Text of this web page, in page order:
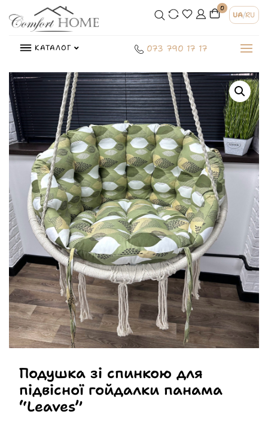
0
UA/RU
КАТАЛОГ 073 790 17 17
Подушка зі спинкою для
підвісної гойдалки панама
“Leaves”